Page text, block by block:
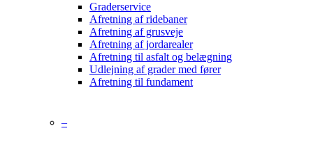
Graderservice
Afretning af ridebaner
Afretning af grusveje
Afretning af jordarealer
Afretning til asfalt og belægning
Udlejning af grader med fører
Afretning til fundament
–